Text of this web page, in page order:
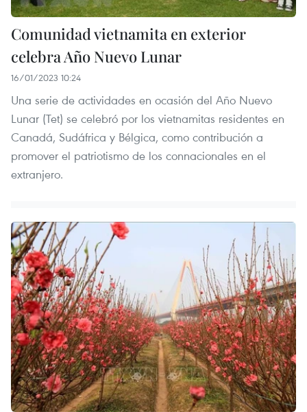
Comunidad vietnamita en exterior
celebra Año Nuevo Lunar
16/01/2023 10:24
Una serie de actividades en ocasión del Año Nuevo
Lunar (Tet) se celebró por los vietnamitas residentes en
Canadá, Sudáfrica y Bélgica, como contribución a
promover el patriotismo de los connacionales en el
extranjero.